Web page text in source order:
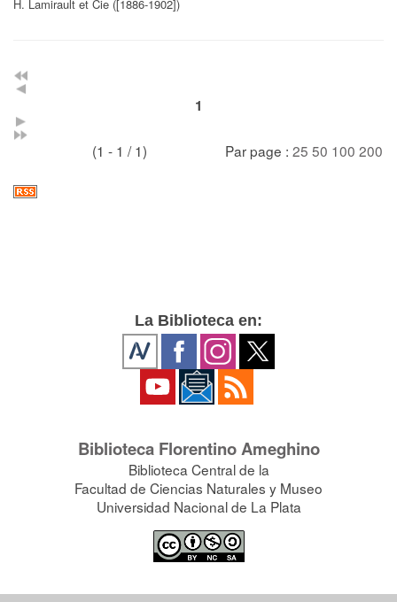
H. Lamirault et Cie ([1886-1902])
1
(1 - 1 / 1) Par page : 25 50 100 200
La Biblioteca en:
Biblioteca Florentino Ameghino
Biblioteca Central de la
Facultad de Ciencias Naturales y Museo
Universidad Nacional de La Plata